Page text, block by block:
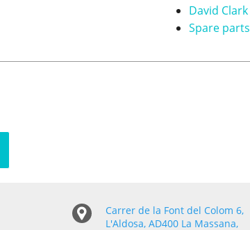
David Clark
Spare parts
Carrer de la Font del Colom 6,
L'Aldosa, AD400 La Massana,